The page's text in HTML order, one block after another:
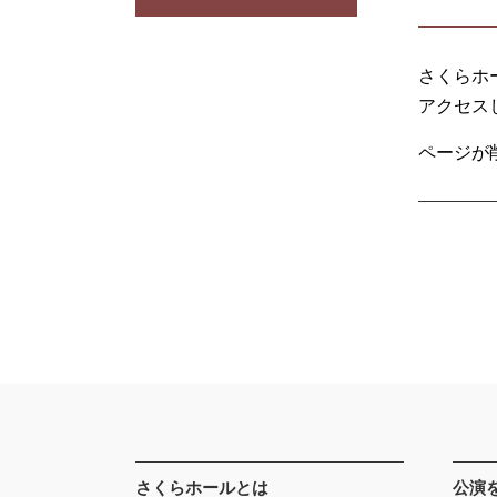
さくらホ
アクセス
ページが
さくらホールとは 公演